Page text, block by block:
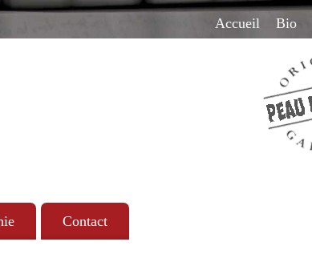
Accueil Bio
Contact